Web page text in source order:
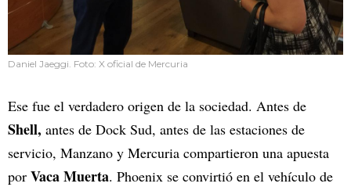
Daniel Jaeggi. Foto: X oficial de Mercuria
Ese fue el verdadero origen de la sociedad. Antes de
Shell, antes de Dock Sud, antes de las estaciones de
servicio, Manzano y Mercuria compartieron una apuesta
por Vaca Muerta. Phoenix se convirtió en el vehículo de